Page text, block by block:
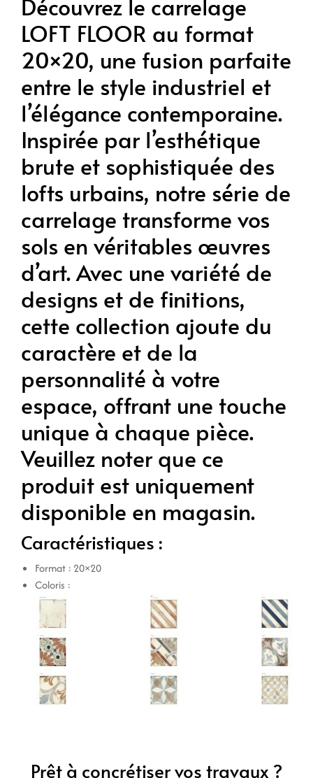
LOFT FLOOR au format
20×20, une fusion parfaite
entre le style industriel et
l’élégance contemporaine.
Inspirée par l’esthétique
brute et sophistiquée des
lofts urbains, notre série de
carrelage transforme vos
sols en véritables œuvres
d’art. Avec une variété de
designs et de finitions,
cette collection ajoute du
caractère et de la
personnalité à votre
espace, offrant une touche
unique à chaque pièce.
Veuillez noter que ce
produit est uniquement
disponible en magasin.
Caractéristiques :
Format : 20×20
Coloris :
Prêt à concrétiser vos travaux ?